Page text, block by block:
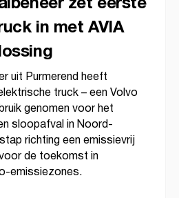
in met AVIA
uit Purmerend heeft
truck – een Volvo
genomen voor het
sloopafval in Noord-
richting een emissievrij
de toekomst in
emissiezones.